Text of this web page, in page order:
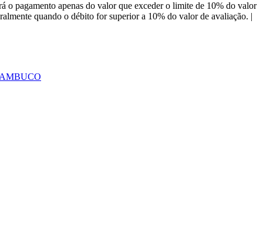
pagamento apenas do valor que exceder o limite de 10% do valor
quando o débito for superior a 10% do valor de avaliação. |